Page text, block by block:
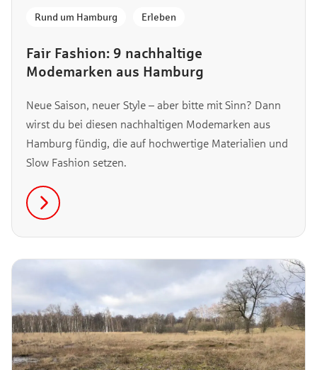
Fair Fashion: 9 nachhaltige
Modemarken aus Hamburg
Rund um Hamburg Erleben
Neue Saison, neuer Style – aber bitte mit Sinn? Dann
wirst du bei diesen nachhaltigen Modemarken aus
Hamburg fündig, die auf hochwertige Materialien und
Slow Fashion setzen.